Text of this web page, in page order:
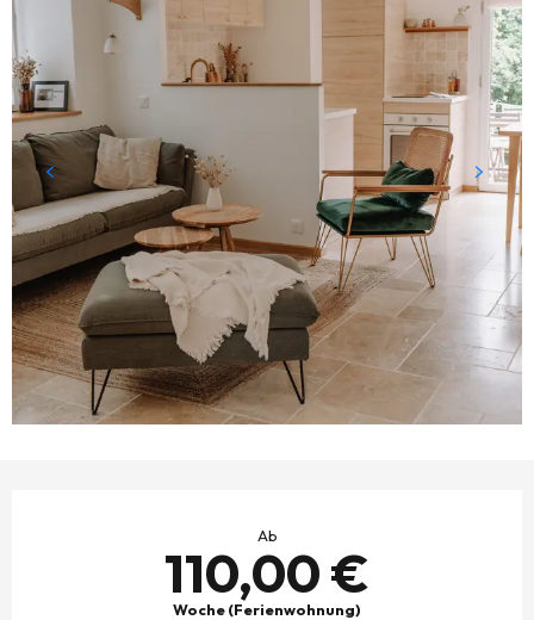
Ab
110,00 €
Woche (Ferienwohnung)